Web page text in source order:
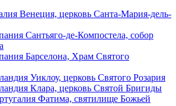
Венеция, церковь Санта-Мария-дель-
Сантьяго-де-Компостела, собор
Барселона, Храм Святого
Уиклоу, церковь Святого Розария
Клара, церковь Святой Бригиды
Фатима, святилище Божьей